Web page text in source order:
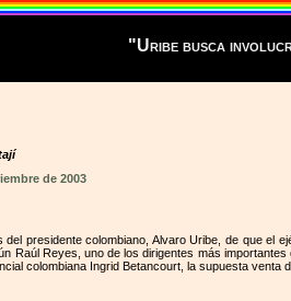
"Uribe busca
de 2003
del presidente colombiano, Alvaro Uribe, de que
Raúl Reyes, uno de los dirigentes más
colombiana Ingrid Betancourt, la supuesta